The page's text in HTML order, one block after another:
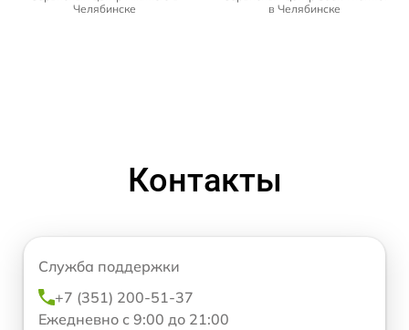
Челябинске
в Челябинске
Контакты
Служба поддержки
+7 (351) 200-51-37
Ежедневно с 9:00 до 21:00